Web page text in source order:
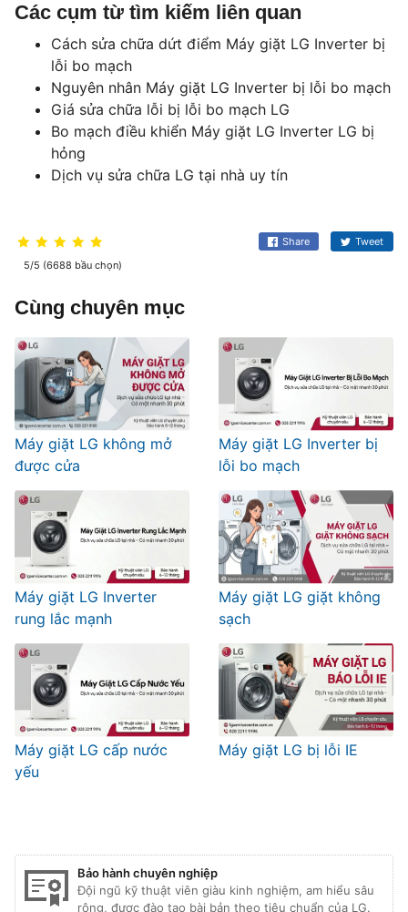
Các cụm từ tìm kiếm liên quan
Cách sửa chữa dứt điểm Máy giặt LG Inverter bị
lỗi bo mạch
Nguyên nhân Máy giặt LG Inverter bị lỗi bo mạch
Giá sửa chữa lỗi bị lỗi bo mạch LG
Bo mạch điều khiển Máy giặt LG Inverter LG bị
hỏng
Dịch vụ sửa chữa LG tại nhà uy tín
5/5 (6688 bầu chọn)
Share Tweet
Cùng chuyên mục
Máy giặt LG không mở
được cửa
Máy giặt LG Inverter bị
lỗi bo mạch
Máy giặt LG Inverter
rung lắc mạnh
Máy giặt LG giặt không
sạch
Máy giặt LG cấp nước
yếu
Máy giặt LG bị lỗi IE
Bảo hành chuyên nghiệp
Đội ngũ kỹ thuật viên giàu kinh nghiệm, am hiểu sâu
rộng, được đào tạo bài bản theo tiêu chuẩn của LG.